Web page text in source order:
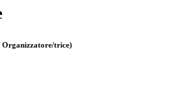
trice)